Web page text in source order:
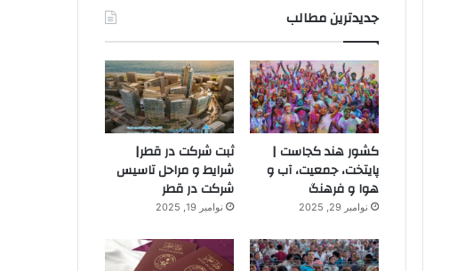
جدیدترین مطالب
کشور هند کجاست |
پایتخت، جمعیت، آب و
هوا و فرهنگ
نوامبر 29, 2025
ثبت شرکت در قطر|
شرایط و مراحل تاسیس
شرکت در قطر
نوامبر 19, 2025